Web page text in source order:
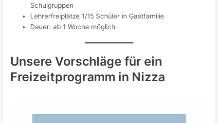
Schulgruppen
Lehrerfreiplätze 1/15 Schüler in Gastfamilie
Dauer: ab 1 Woche möglich
Unsere Vorschläge für ein
Freizeitprogramm in Nizza